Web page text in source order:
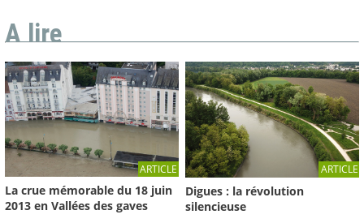
A lire
ARTICLE
La crue mémorable du 18 juin
2013 en Vallées des gaves
ARTICLE
Digues : la révolution
silencieuse